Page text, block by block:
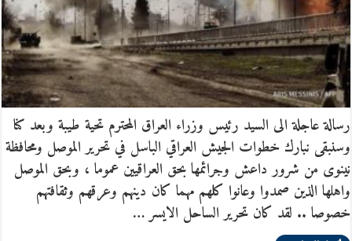
رسالة عاجلة الى السيد رئيس وزراء العراق المحترم تحية طيبة وبعد كنا
وسنبقى نبارك خطوات الجيش العراقي الباسل في تحرير الموصل ومحافظة
نينوى من شرور داعش وجرائمها بحق العراقيين عموما ، وبحق الموصل
واهلها الذين صمدوا وعانوا كلهم مهما كان دينهم وعرقهم وثقافتهم
خصوصا .. لقد كان تحرير الساحل الايسر …